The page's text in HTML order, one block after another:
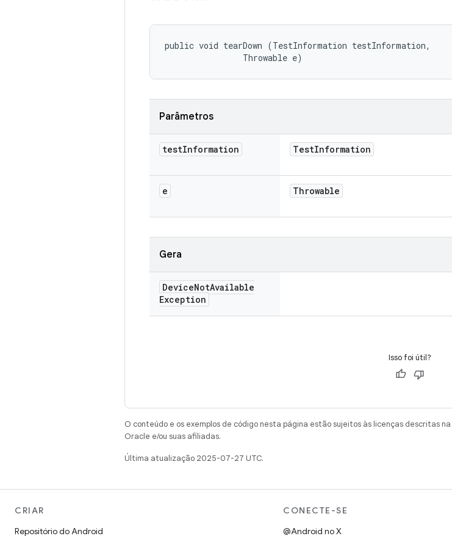
public void tearDown (TestInformation testInformation,
                Throwable e)
Parâmetros
testInformation TestInformation
e Throwable
Gera
DeviceNotAvailable
Exception
Isso foi útil?
O conteúdo e os exemplos de código nesta página estão sujeitos às licenças descritas na
Oracle e/ou suas afiliadas.
Última atualização 2025-07-27 UTC.
CRIAR
Repositório do Android
CONECTE-SE
@Android no X